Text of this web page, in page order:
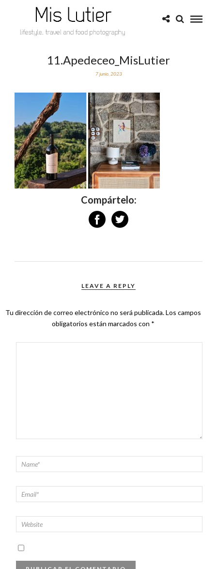
11.Apedeceo_MisLutier
7 junio, 2023
Compártelo:
LEAVE A REPLY
Tu dirección de correo electrónico no será publicada.Los campos
obligatorios están marcados con *